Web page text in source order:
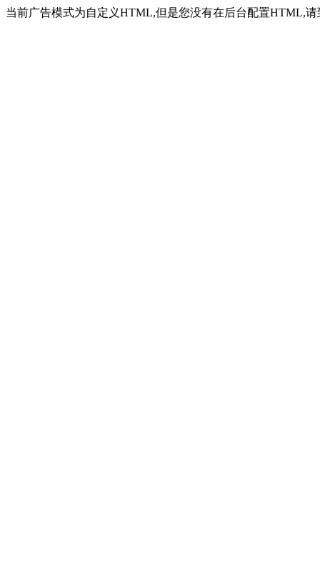
当前广告模式为自定义HTML,但是您没有在后台配置HTML,